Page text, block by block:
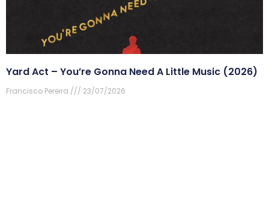
Yard Act – You’re Gonna Need A Little Music (2026)
Francisco Pereira 23/07/2026